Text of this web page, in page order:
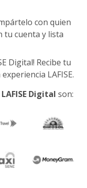
con quien
tu cuenta y lista
Digital! Recibe tu
LAFISE.
LAFISE Digital son: